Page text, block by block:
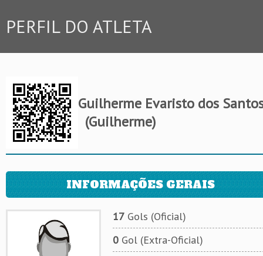
PERFIL DO ATLETA
Guilherme Evaristo dos
(Guilherme)
INFORMAÇÕES GERAIS
17Gols (Oficial)
0Gol (Extra-Oficial)